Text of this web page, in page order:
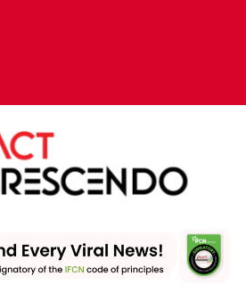
fact-checking